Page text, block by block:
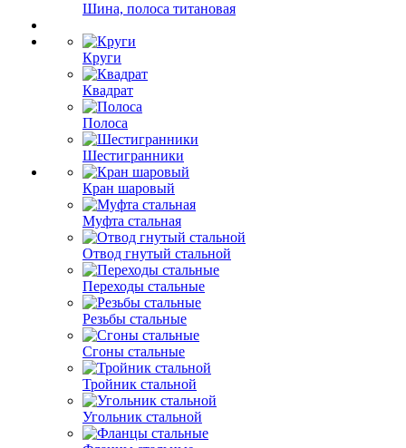
Шина, полоса титановая
Круги
Квадрат
Полоса
Шестигранники
Кран шаровый
Муфта стальная
Отвод гнутый стальной
Переходы стальные
Резьбы стальные
Сгоны стальные
Тройник стальной
Угольник стальной